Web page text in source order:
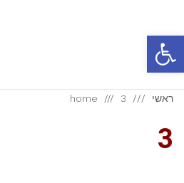
ראשי home 3
3
פתח סרגל נגישות